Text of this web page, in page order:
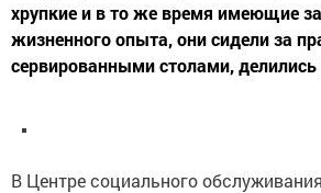
хрупкие и в то же время имеющие
жизненного опыта, они сидели за
сервированными столами, делились
В Центре социального